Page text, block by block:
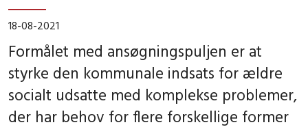
18-08-2021
Formålet med ansøgningspuljen er at
styrke den kommunale indsats for ældre
socialt udsatte med komplekse problemer,
der har behov for flere forskellige former